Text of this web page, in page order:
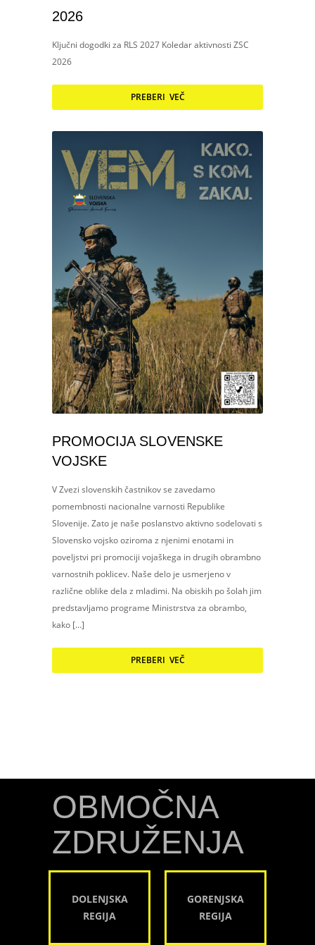
2026
Ključni dogodki za RLS 2027 Koledar aktivnosti ZSC
2026
PREBERI VEČ
PROMOCIJA SLOVENSKE
VOJSKE
V Zvezi slovenskih častnikov se zavedamo
pomembnosti nacionalne varnosti Republike
Slovenije. Zato je naše poslanstvo aktivno sodelovati s
Slovensko vojsko oziroma z njenimi enotami in
poveljstvi pri promociji vojaškega in drugih obrambno
varnostnih poklicev. Naše delo je usmerjeno v
različne oblike dela z mladimi. Na obiskih po šolah jim
predstavljamo programe Ministrstva za obrambo,
kako […]
PREBERI VEČ
OBMOČNA
ZDRUŽENJA
DOLENJSKA
REGIJA
GORENJSKA
REGIJA